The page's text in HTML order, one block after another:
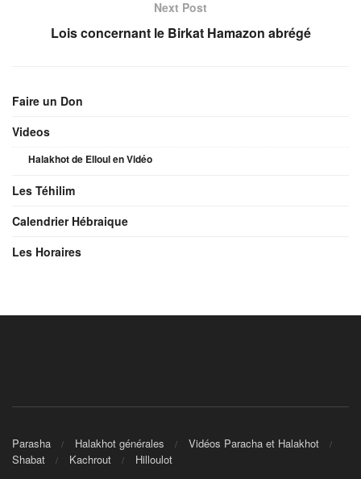
Next Post
Lois concernant le Birkat Hamazon abrégé
Faire un Don
Videos
Halakhot de Elloul en Vidéo
Les Téhilim
Calendrier Hébraique
Les Horaires
Parasha Halakhot générales
Vidéos Paracha et Halakhot
Shabat
Kachrout Hilloulot